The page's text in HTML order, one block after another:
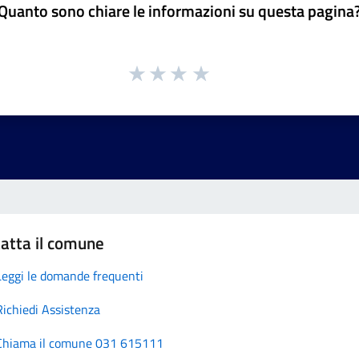
sono chiare le informazioni su questa
il comune
le domande frequenti
Assistenza
il comune 031 615111